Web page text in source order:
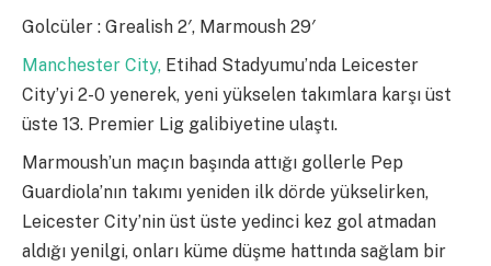
Golcüler : Grealish 2′, Marmoush 29′
Manchester City, Etihad Stadyumu’nda Leicester
City’yi 2-0 yenerek, yeni yükselen takımlara karşı üst
üste 13. Premier Lig galibiyetine ulaştı.
Marmoush’un maçın başında attığı gollerle Pep
Guardiola’nın takımı yeniden ilk dörde yükselirken,
Leicester City’nin üst üste yedinci kez gol atmadan
aldığı yenilgi, onları küme düşme hattında sağlam bir